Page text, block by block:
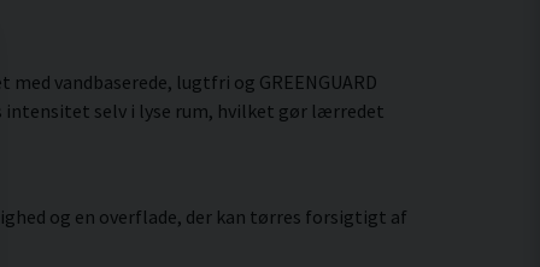
vandbaserede, lugtfri og GREENGUARD
intensitet selv i lyse rum, hvilket gør lærredet
og en overflade, der kan tørres forsigtigt af